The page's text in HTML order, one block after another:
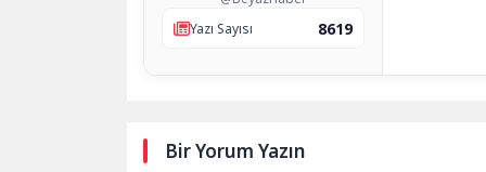
Yazı Sayısı
8619
Bir Yorum Yazın